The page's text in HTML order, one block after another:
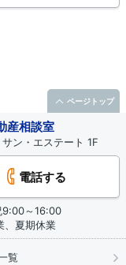
産相談室
ン・エステート 1F
電話する
～16:00
、夏期休業
覧
ページトップ